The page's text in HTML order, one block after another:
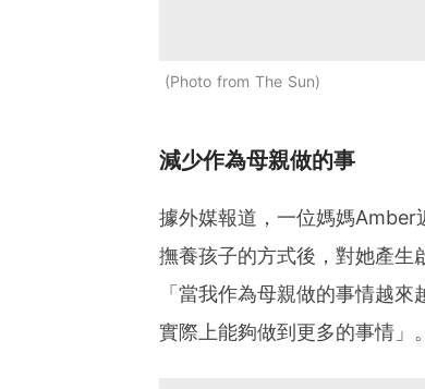
Photo from The Sun
減少作為母親做的事
據外媒報道，一位媽媽Amber
撫養孩子的方式後，對她產生
「當我作為母親做的事情越
實際上能夠做到更多的事情」。